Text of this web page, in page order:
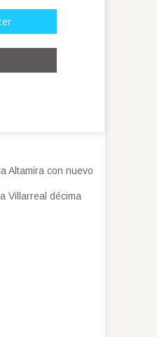
Altamira con nuevo
Villarreal décima